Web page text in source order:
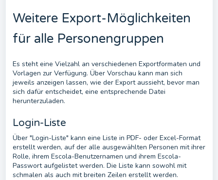
Weitere Export-Möglichkeiten
für alle Personengruppen
Es steht eine Vielzahl an verschiedenen Exportformaten und
Vorlagen zur Verfügung. Über Vorschau kann man sich
jeweils anzeigen lassen, wie der Export aussieht, bevor man
sich dafür entscheidet, eine entsprechende Datei
herunterzuladen.
Login-Liste
Über "Login-Liste" kann eine Liste in PDF- oder Excel-Format
erstellt werden, auf der alle ausgewählten Personen mit ihrer
Rolle, ihrem Escola-Benutzernamen und ihrem Escola-
Passwort aufgelistet werden. Die Liste kann sowohl mit
schmalen als auch mit breiten Zeilen erstellt werden.